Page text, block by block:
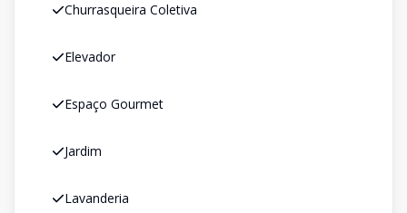
Churrasqueira Coletiva
Elevador
Espaço Gourmet
Jardim
Lavanderia